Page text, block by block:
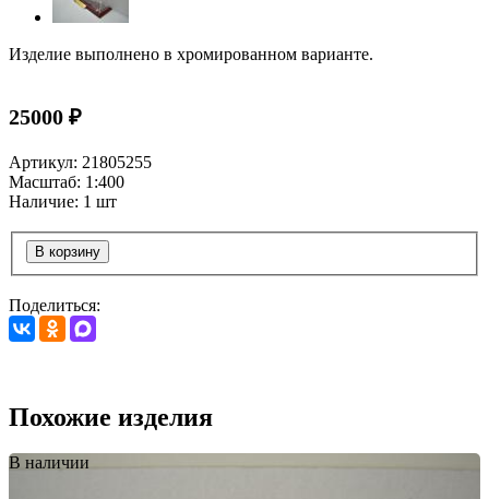
Изделие выполнено в хромированном варианте.
25000 ₽
Артикул: 21805255
Масштаб: 1:400
Наличие: 1 шт
В корзину
Поделиться:
Похожие изделия
В наличии